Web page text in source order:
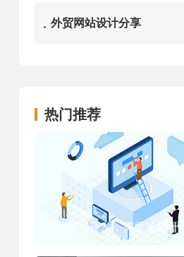
. 外贸网站设计分享
热门推荐
高端网站开发，需要策划什